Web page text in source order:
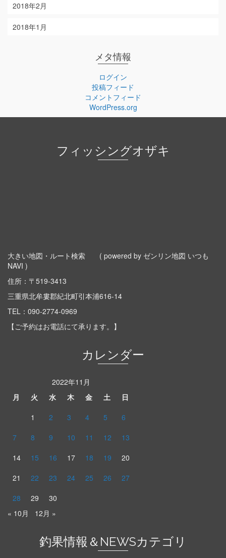
2018年2月
2018年1月
メタ情報
ログイン
投稿フィード
コメントフィード
WordPress.org
フィッシングオザキ
大きい地図・ルート検索
( powered by ゼンリン地図 いつも
NAVI )
住所：〒519-3413
三重県北牟婁郡紀北町引本浦616-14
TEL： 090-2774-0969
【ご予約はお電話にて承ります。】
カレンダー
2022年11月
月
火 水 木 金 土
日
1
2 3 4 5
6
7
8 9 10 11 12
13
14
15 16 17 18 19
20
21
22 23 24 25 26
27
28
29
30
« 10月
12月 »
釣果情報＆NEWSカテゴリ